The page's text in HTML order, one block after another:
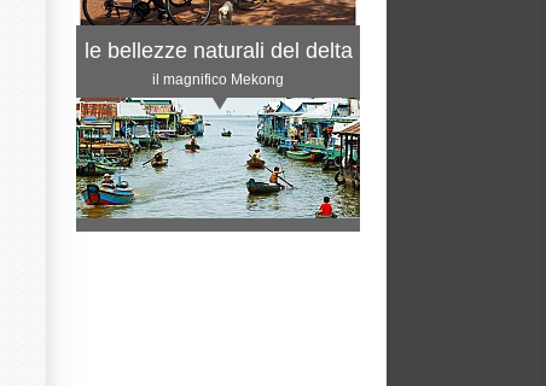
le bellezze naturali del delta
il magnifico Mekong